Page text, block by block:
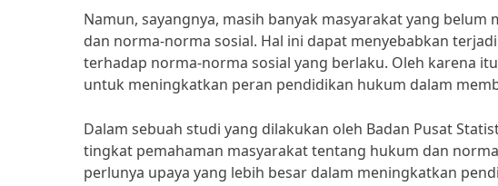
Namun, sayangnya, masih banyak masyarakat yang
dan norma-norma sosial. Hal ini dapat menyebabkan
terhadap norma-norma sosial yang berlaku. Oleh karena
untuk meningkatkan peran pendidikan hukum dalam
Dalam sebuah studi yang dilakukan oleh Badan Pusat
tingkat pemahaman masyarakat tentang hukum dan
perlunya upaya yang lebih besar dalam meningkatkan